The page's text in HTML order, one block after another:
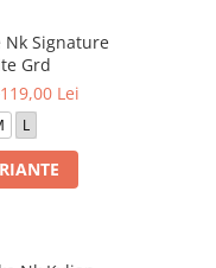
Signature
Grd
119,00 Lei
L